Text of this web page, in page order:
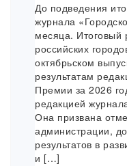
До подведения
журнала
месяца. Итоговый
российских
октябрьском
результатам
Премии за 2026
редакцией
Она призвана
администрации,
результатов в
и […]